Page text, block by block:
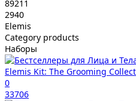
89211
2940
Elemis
Category products
Наборы
0
33706